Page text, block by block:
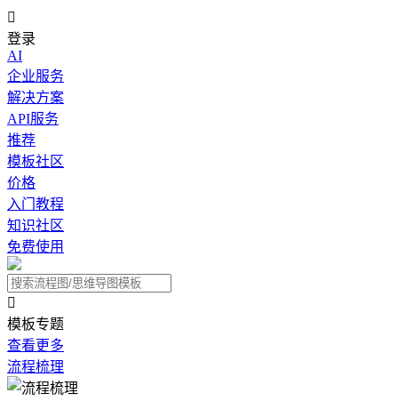

登录
AI
企业服务
解决方案
API服务
推荐
模板社区
价格
入门教程
知识社区
免费使用

模板专题
查看更多
流程梳理